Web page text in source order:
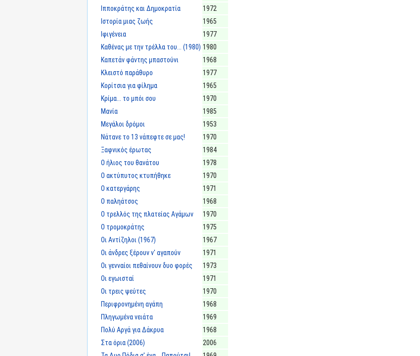
Ιπποκράτης και Δημοκρατία
1972
Ιστορία μιας ζωής
1965
Ιφιγένεια
1977
Καθένας με την τρέλλα του... (1980) 1980
Καπετάν φάντης μπαστούνι
1968
Κλειστό παράθυρο
1977
Κορίτσια για φίλημα
1965
Κρίμα... το μπόι σου
1970
Μανία
1985
Μεγάλοι δρόμοι
1953
Νάτανε το 13 νάπεφτε σε μας!
1970
Ξαφνικός έρωτας
1984
Ο ήλιος του θανάτου
1978
Ο ακτύπυτος κτυπήθηκε
1970
Ο κατεργάρης
1971
Ο παληάτσος
1968
Ο τρελλός της πλατείας Αγάμων
1970
Ο τρομοκράτης
1975
Οι Αντίζηλοι (1967)
1967
Οι άνδρες ξέρουν ν' αγαπούν
1971
Οι γενναίοι πεθαίνουν δυο φορές
1973
Οι εγωισταί
1971
Οι τρεις ψεύτες
1970
Περιφρονημένη αγάπη
1968
Πληγωμένα νειάτα
1969
Πολύ Αργά για Δάκρυα
1968
Στα όρια (2006)
2006